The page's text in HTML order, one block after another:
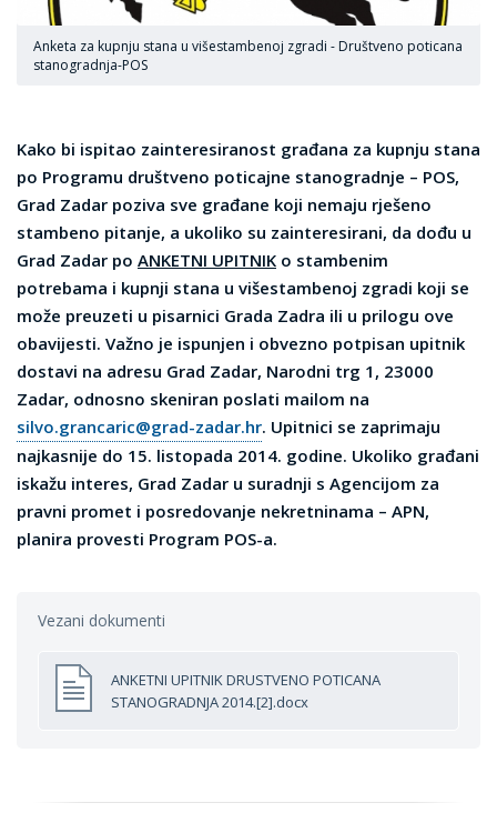
Anketa za kupnju stana u višestambenoj zgradi - Društveno poticana
stanogradnja-POS
Kako bi ispitao zainteresiranost građana za kupnju stana
po Programu društveno poticajne stanogradnje – POS,
Grad Zadar poziva sve građane koji nemaju rješeno
stambeno pitanje, a ukoliko su zainteresirani, da dođu u
Grad Zadar po ANKETNI UPITNIK o stambenim
potrebama i kupnji stana u višestambenoj zgradi koji se
može preuzeti u pisarnici Grada Zadra ili u prilogu ove
obavijesti. Važno je ispunjen i obvezno potpisan upitnik
dostavi na adresu Grad Zadar, Narodni trg 1, 23000
Zadar, odnosno skeniran poslati mailom na
silvo.grancaric@grad-zadar.hr. Upitnici se zaprimaju
najkasnije do 15. listopada 2014. godine. Ukoliko građani
iskažu interes, Grad Zadar u suradnji s Agencijom za
pravni promet i posredovanje nekretninama – APN,
planira provesti Program POS-a.
Vezani dokumenti
ANKETNI UPITNIK DRUSTVENO POTICANA
STANOGRADNJA 2014.[2].docx